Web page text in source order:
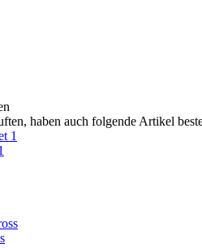
haben auch folgende Artikel